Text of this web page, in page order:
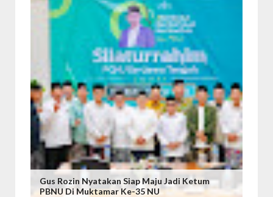
Gus Rozin Nyatakan Siap Maju Jadi Ketum
PBNU Di Muktamar Ke-35 NU